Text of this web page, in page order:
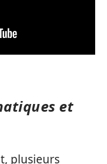
et
plusieurs